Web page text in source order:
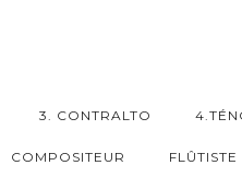
3. CONTRALTO
COMPOSITEUR FLÛTISTE